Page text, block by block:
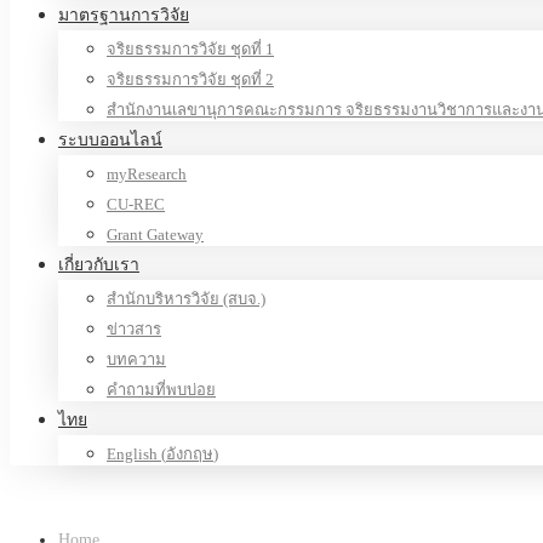
มาตรฐานการวิจัย
จริยธรรมการวิจัย ชุดที่ 1
จริยธรรมการวิจัย ชุดที่ 2
สำนักงานเลขานุการคณะกรรมการ จริยธรรมงานวิชาการและงา
ระบบออนไลน์
myResearch
CU-REC
Grant Gateway
เกี่ยวกับเรา
สำนักบริหารวิจัย (สบจ.)
ข่าวสาร
บทความ
คำถามที่พบบ่อย
ไทย
English (อังกฤษ)